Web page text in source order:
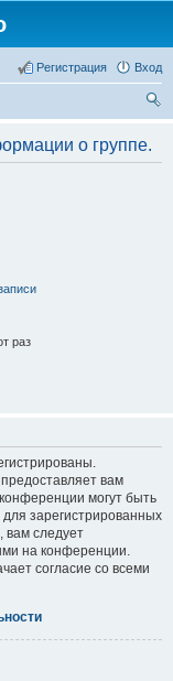
Вход
Регистрация
ск
о группе.
раз
вам
могут быть
зарегистрированных
вам следует
на конференции.
согласие со всеми